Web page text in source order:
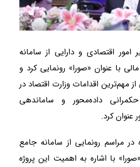
امور اقتصادی و دارایی از سامانه
با عنوان «صورا» رونمایی کرد و
مهم‌ترین اقدامات وزارت اقتصاد در
داده‌محور و ساماندهی
عنوان کرد.
در مراسم رونمایی از سامانه جامع
با اشاره به اهمیت این پروژه